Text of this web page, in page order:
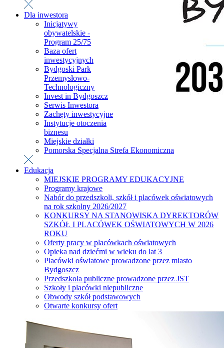
Dla inwestora
Inicjatywy
obywatelskie -
Program 25/75
Baza ofert
inwestycyjnych
Bydgoski Park
Przemysłowo-
Technologiczny
Invest in Bydgoszcz
Serwis Inwestora
Zachęty inwestycyjne
Instytucje otoczenia
biznesu
Miejskie działki
Pomorska Specjalna Strefa Ekonomiczna
Edukacja
MIEJSKIE PROGRAMY EDUKACYJNE
Programy krajowe
Nabór do przedszkoli, szkół i placówek oświatowych
na rok szkolny 2026/2027
KONKURSY NA STANOWISKA DYREKTORÓW
SZKÓŁ I PLACÓWEK OŚWIATOWYCH W 2026
ROKU
Oferty pracy w placówkach oświatowych
Opieka nad dziećmi w wieku do lat 3
Placówki oświatowe prowadzone przez miasto
Bydgoszcz
Przedszkola publiczne prowadzone przez JST
Szkoły i placówki niepubliczne
Obwody szkół podstawowych
Otwarte konkursy ofert